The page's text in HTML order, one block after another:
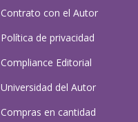
Contrato con el Autor
Política de privacidad
Compliance Editorial
Universidad del Autor
Compras en cantidad